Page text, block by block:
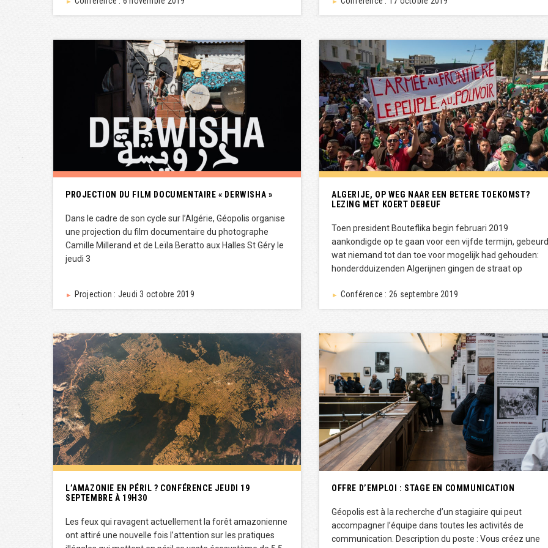
PROJECTION DU FILM DOCUMENTAIRE « DERWISHA »
Dans le cadre de son cycle sur l’Algérie, Géopolis organise
une projection du film documentaire du photographe
Camille Millerand et de Leïla Beratto aux Halles St Géry le
jeudi 3
► Projection : Jeudi 3 octobre 2019
ALGERIJE, OP WEG NAAR EEN BETERE TOEKOMST?
LEZING MET KOERT DEBEUF
Toen president Bouteflika begin februari 2019
aankondigde op te gaan voor een vijfde termijn,
wat niemand tot dan toe voor mogelijk had gehouden:
honderdduizenden Algerijnen gingen de straat op
► Conférence : 26 septembre 2019
L’AMAZONIE EN PÉRIL ? CONFÉRENCE JEUDI 19
SEPTEMBRE À 19H30
Les feux qui ravagent actuellement la forêt amazonienne
ont attiré une nouvelle fois l’attention sur les pratiques
OFFRE D’EMPLOI : STAGE EN COMMUNICATION
Géopolis est à la recherche d’un stagiaire qui peut
accompagner l’équipe dans toutes les activités de
communication. Description du poste : Vous créez une